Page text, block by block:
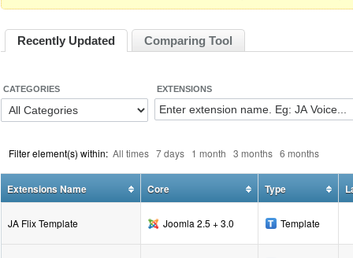
Recently Updated Comparing Tool
CATEGORIES EXTENSIONS
Filter element(s) within: All times 7 days 1 month 3 months 6 months
Extensions Name Core Type
JA Flix Template Joomla 2.5 + 3.0 Template